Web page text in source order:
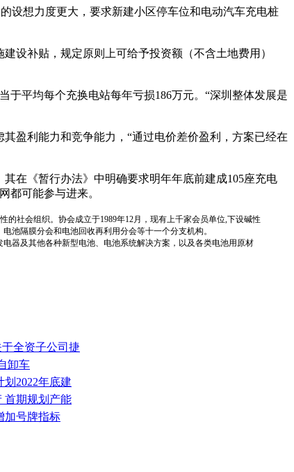
设想力度更大，要求新建小区停车位和电动汽车充电桩
设补贴，规定原则上可给予投资额（不含土地费用）
平均每个充换电站每年亏损186万元。“深圳整体发展是
盈利能力和竞争能力，“通过电价差价盈利，方案已经在
在《暂行办法》中明确要求明年年底前建成105座充电
都可能参与进来。
的社会组织。协会成立于1989年12月，现有上千家会员单位,下设碱性
池隔膜分会和电池回收再利用分会等十一个分支机构。
器及其他各种新型电池、电池系统解决方案，以及各类电池用原材
全资子公司捷
卸车
划2022年底建
首期规划产能
加号牌指标